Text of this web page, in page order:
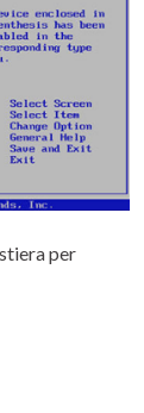
per